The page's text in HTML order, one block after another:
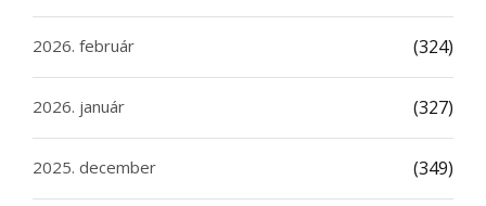
2026. február (324)
2026. január (327)
2025. december (349)